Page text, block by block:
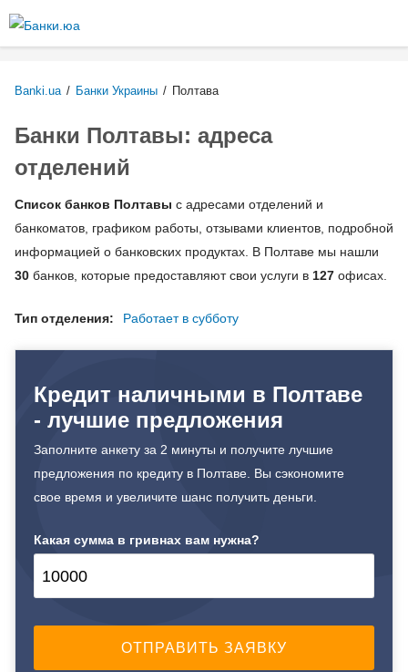
содержанию
Banki.ua / Банки Украины / Полтава
Банки Полтавы: адреса
отделений
Список банков Полтавы с адресами отделений и
банкоматов, графиком работы, отзывами клиентов, подробной
информацией о банковских продуктах. В Полтаве мы нашли
30 банков, которые предоставляют свои услуги в 127 офисах.
Тип отделения: Работает в субботу
Кредит наличными в Полтаве
- лучшие предложения
Заполните анкету за 2 минуты и получите лучшие
предложения по кредиту в Полтаве. Вы сэкономите
свое время и увеличите шанс получить деньги.
Какая сумма в гривнах вам нужна?